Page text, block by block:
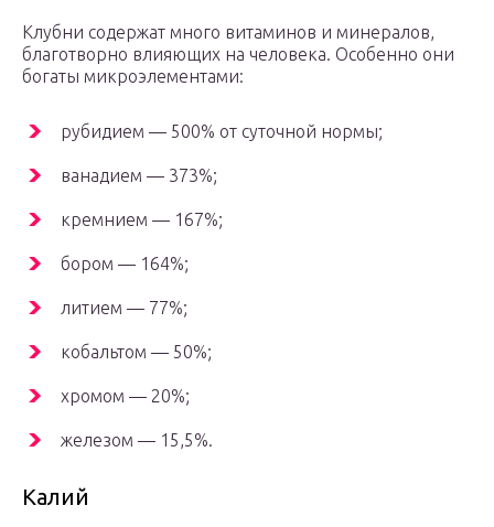
Клубни содержат много витаминов и минералов,
благотворно влияющих на человека. Особенно они
богаты микроэлементами:
рубидием — 500% от суточной нормы;
ванадием — 373%;
кремнием — 167%;
бором — 164%;
литием — 77%;
кобальтом — 50%;
хромом — 20%;
железом — 15,5%.
Калий